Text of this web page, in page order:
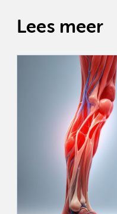
Lees meer